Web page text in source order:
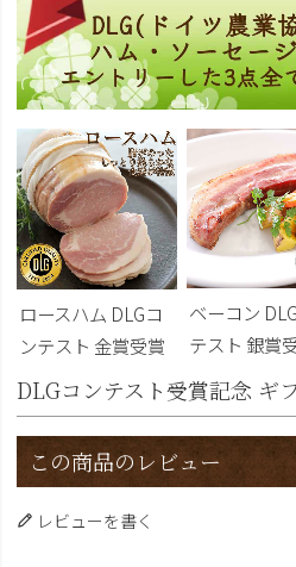
ロースハム DLGコ
ンテスト 金賞受賞
ベーコン
テスト 銀賞
DLGコンテスト受賞記念 ギ
この商品のレビュー
レビューを書く